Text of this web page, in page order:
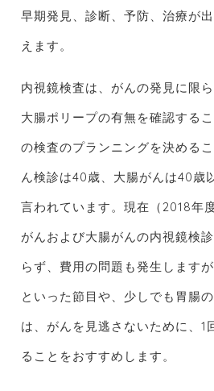
早期発見、診断、予防、治療が
えます。
内視鏡検査は、がんの発見に限
大腸ポリープの有無を確認する
の検査のプランニングを決める
ん検診は40歳、大腸がんは40歳
言われています。現在（2018年
がんおよび大腸がんの内視鏡検
らず、費用の問題も発生します
といった節目や、少しでも胃腸
は、がんを見逃さないために、1
ることをおすすめします。